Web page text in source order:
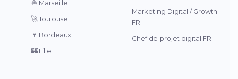
⛵ Marseille
🚀Toulouse
🍷 Bordeaux
🏰 Lille
Marketing Digital / Growth
FR
Chef de projet digital FR